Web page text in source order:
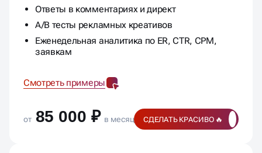
Ответы в комментариях и директ
A/B тесты рекламных креативов
Еженедельная аналитика по ER, CTR, CPM,
заявкам
Смотреть примеры
от 85 000 ₽ в месяц СДЕЛАТЬ КРАСИВО 🔥